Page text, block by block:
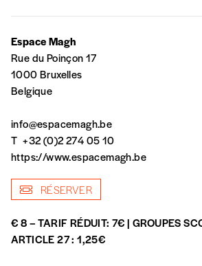
la commande renseigné dans
confirmation et la mention
Imag”.
NB: Vous pouvez choisir de
financièrement à tout moment,
avoir reçu plusieurs numéros. Ce
volonté de soutenir nos activités.
NOS
Espace Magh
Rue du Poinçon 17
1000 Bruxelles
Belgique
info@espacemagh.be
T +32 (0)2 274 05 10
https://www.espacemagh.be
RÉSERVER
€ 8 – TARIF RÉDUIT: 7€ | GROUPES
ARTICLE 27 : 1,25€